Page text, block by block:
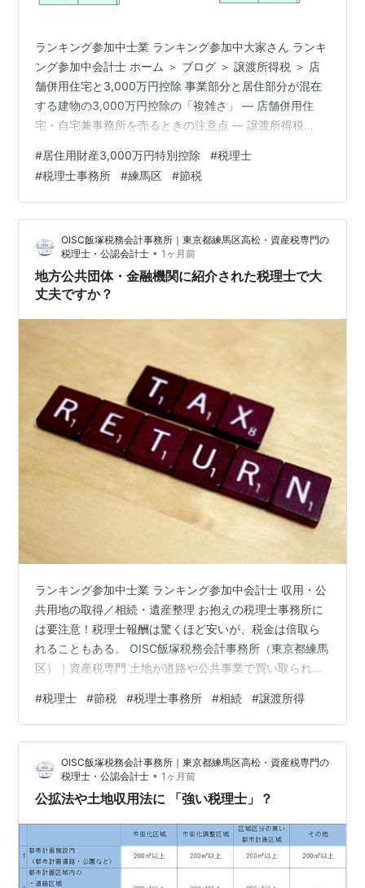
ランキング参加中士業 ランキング参加中大家さん ランキ
ング参加中会計士 ホーム ＞ ブログ ＞ 譲渡所得税 ＞ 店
舗併用住宅と3,000万円控除 事業部分と居住部分が混在
する建物の3,000万円控除の「複雑さ」 ― 店舗併用住
宅・自宅兼事務所を売るときの注意点 ― 譲渡所得税
この記事の要点 3,000万円控除は、建物全体に当然に使
えるわけではなく、原則として居住用部分に限られる 事
業用と居住用が混在する建物では、建物・土地・取得
費・譲渡費用すべてを按分する必要がある 過去に事業経
費にしていた部分を「全部自宅」とするのは危険。過去
#居住用財産3,000万円特別控除 #税理士
#税理士事務所 #練馬区 #節税
OISC飯塚税務会計事務所｜東京都練馬区高松・資産税専門の
税理士・公認会計士 • 1ヶ月前
地方公共団体・金融機関に紹介された税理士で大
丈夫ですか？
ランキング参加中士業 ランキング参加中会計士 収用・公
共用地の取得／相続・遺産整理 お抱えの税理士事務所に
は要注意！税理士報酬は驚くほど安いが、税金は倍取ら
れることもある。 OISC飯塚税務会計事務所（東京都練馬
区）｜資産税専門 土地が道路や公共事業で買い取られた
き。「税金の申告は、こちらの税理士さんにお任せいた
だけます」——役所や金融機関から、そう“親切に”税理士
を紹介されることがあります。報酬は驚くほど安く、公
的機関や銀行のお墨付きだから安心に見える。ところ
が、その「お抱えの税理士」に任せた結果、本来なら払
わずに済んだ税金を、気づかぬうちに…
#税理士 #節税 #税理士事務所 #相続 #譲渡所得
OISC飯塚税務会計事務所｜東京都練馬区高松・資産税専門の
税理士・公認会計士 • 1ヶ月前
公拡法や土地収用法に 「強い税理士」？